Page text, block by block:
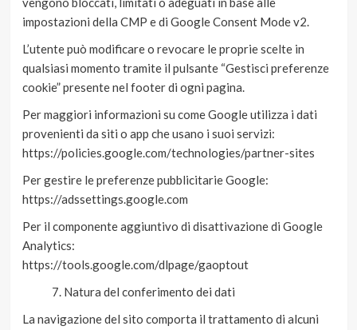
impostazioni della CMP e di Google Consent Mode v2.
L’utente può modificare o revocare le proprie scelte in
qualsiasi momento tramite il pulsante “Gestisci preferenze
cookie” presente nel footer di ogni pagina.
Per maggiori informazioni su come Google utilizza i dati
provenienti da siti o app che usano i suoi servizi:
https://policies.google.com/technologies/partner-sites
Per gestire le preferenze pubblicitarie Google:
https://adssettings.google.com
Per il componente aggiuntivo di disattivazione di Google
Analytics:
https://tools.google.com/dlpage/gaoptout
Natura del conferimento dei dati
La navigazione del sito comporta il trattamento di alcuni